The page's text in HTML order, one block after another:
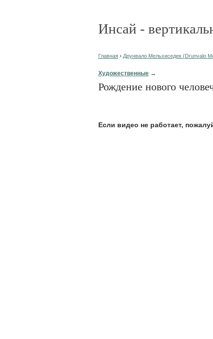
Инсай -
Главная › Друнвало Мельхиседек (Drunvalo
Художественные →
Рождение нового
Eсли видео не работает,